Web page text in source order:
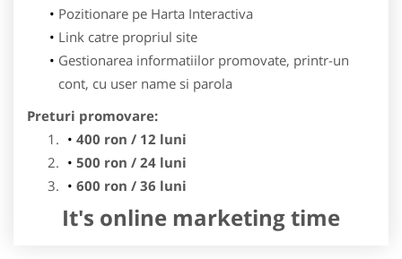
Pozitionare pe Harta Interactiva
Link catre propriul site
Gestionarea informatiilor promovate, printr-un
cont, cu user name si parola
Preturi promovare:
400 ron / 12 luni
500 ron / 24 luni
600 ron / 36 luni
It's online marketing time